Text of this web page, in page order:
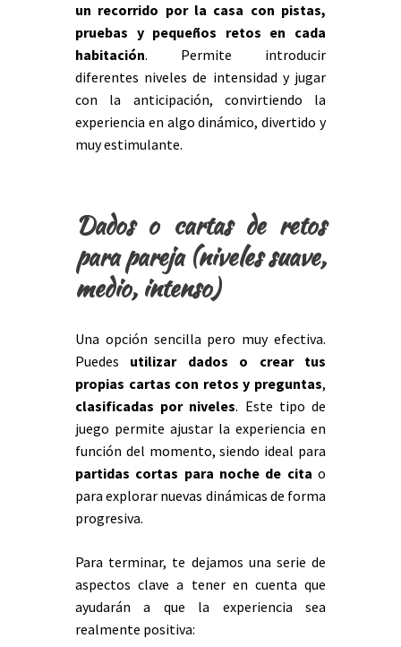
un recorrido por la casa con pistas,
pruebas y pequeños retos en cada
habitación. Permite introducir
diferentes niveles de intensidad y jugar
con la anticipación, convirtiendo la
experiencia en algo dinámico, divertido y
muy estimulante.
Dados o cartas de retos
para pareja (niveles suave,
medio, intenso)
Una opción sencilla pero muy efectiva.
Puedes utilizar dados o crear tus
propias cartas con retos y preguntas,
clasificadas por niveles. Este tipo de
juego permite ajustar la experiencia en
función del momento, siendo ideal para
partidas cortas para noche de cita o
para explorar nuevas dinámicas de forma
progresiva.
Para terminar, te dejamos una serie de
aspectos clave a tener en cuenta que
ayudarán a que la experiencia sea
realmente positiva: